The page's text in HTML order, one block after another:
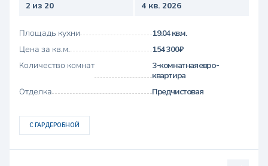
2 из 20 4 кв. 2026
Площадь кухни
19.04 кв.м.
Цена за кв.м.
154 300 ₽
Количество комнат
3-комнатная евро-
квартира
Отделка
Предчистовая
С ГАРДЕРОБНОЙ